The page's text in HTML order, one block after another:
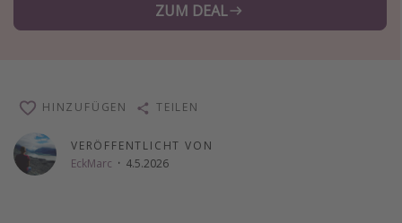
Alle Reisethemen
Wellnessurlaub
Disneyland Paris
ZUM DEAL
VERÖFFENTLICHT VON
EckMarc · 4.5.2026
HINZUFÜGEN TEILEN